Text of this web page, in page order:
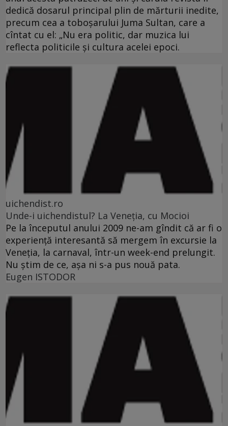
dedică dosarul principal plin de mărturii inedite,
precum cea a toboşarului Juma Sultan, care a
cîntat cu el: „Nu era politic, dar muzica lui
reflecta politicile şi cultura acelei epoci.
uichendist.ro
Unde-i uichendistul? La Veneţia, cu Mocioi
Pe la începutul anului 2009 ne-am gîndit că ar fi o
experienţă interesantă să mergem în excursie la
Veneţia, la carnaval, într-un week-end prelungit.
Nu ştim de ce, aşa ni s-a pus nouă pata.
Eugen ISTODOR